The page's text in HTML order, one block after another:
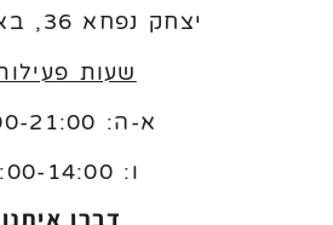
יצחק נפחא 36, באר שבע
שעות
א-ה: 9:00-21:00
ו: 14:00
דברו איתנו